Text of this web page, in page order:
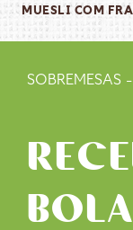
receitas
MUESLI COM
SOBREMESAS -